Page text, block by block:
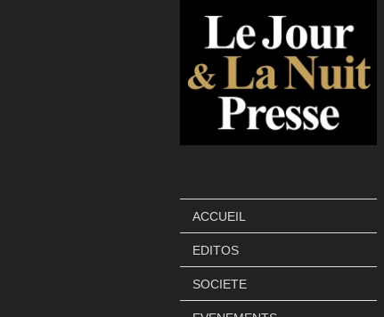
ACCUEIL
EDITOS
SOCIETE